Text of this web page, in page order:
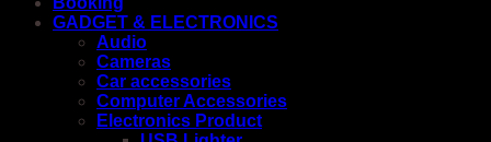
GADGET & ELECTRONICS
Audio
Cameras
Car accessories
Computer Accessories
Electronics Product